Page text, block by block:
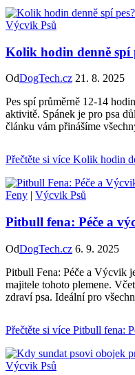
Výcvik Psů
Kolik hodin denně spí
OdDogTech.cz 21. 8. 2025
Pes spí průměrně 12-14
aktivitě. Spánek je pro psa
článku vám přinášíme
Přečtěte si více Kolik hodin
Feny | Výcvik Psů
Pitbull fena: Péče a
OdDogTech.cz 6. 9. 2025
Pitbull Fena: Péče a Výcvik
majitele tohoto plemene.
zdraví psa. Ideální pro
Přečtěte si více Pitbull fena:
Výcvik Psů